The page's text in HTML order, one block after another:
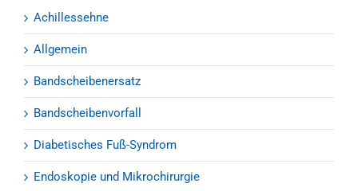
Achillessehne
Allgemein
Bandscheibenersatz
Bandscheibenvorfall
Diabetisches Fuß-Syndrom
Endoskopie und Mikrochirurgie